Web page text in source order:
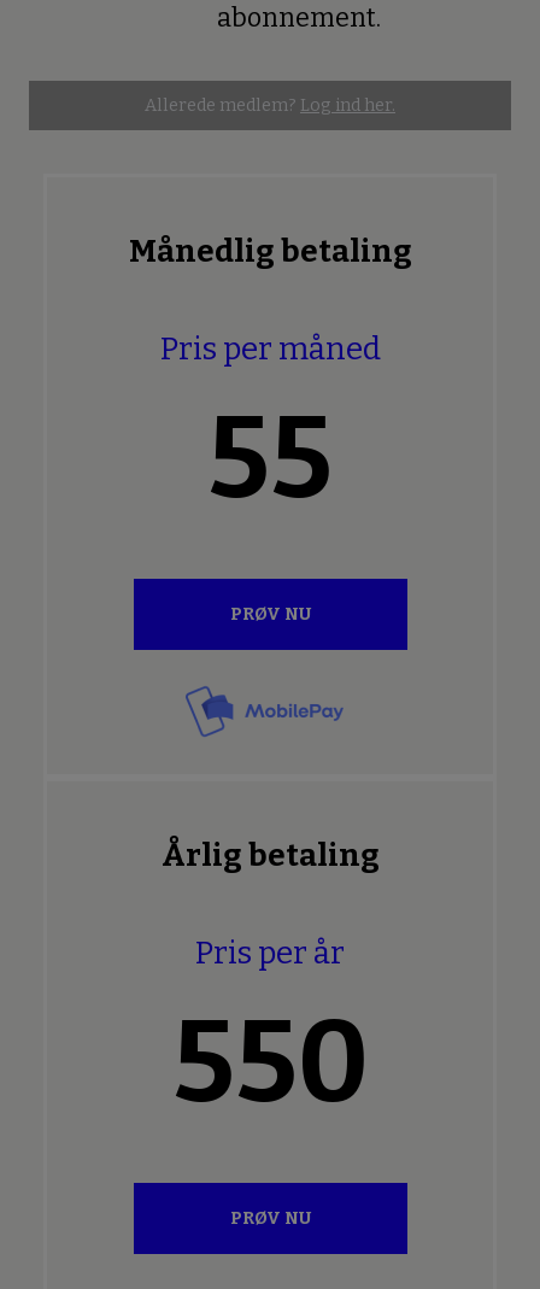
abonnement.
Allerede medlem? Log ind her.
Månedlig betaling
Pris per måned
55
PRØV NU
Årlig betaling
Pris per år
550
PRØV NU